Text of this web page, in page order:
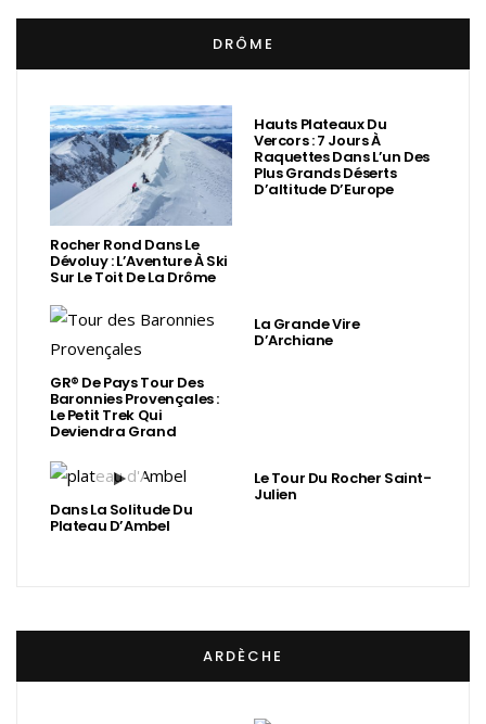
DRÔME
Rocher Rond Dans Le
Dévoluy : L’Aventure À Ski
Sur Le Toit De La Drôme
Hauts Plateaux Du
Vercors : 7 Jours À
Raquettes Dans L’un Des
Plus Grands Déserts
D’altitude D’Europe
GR® De Pays Tour Des
Baronnies Provençales :
Le Petit Trek Qui
Deviendra Grand
La Grande Vire
D’Archiane
Dans La Solitude Du
Plateau D’Ambel
Le Tour Du Rocher Saint-
Julien
ARDÈCHE